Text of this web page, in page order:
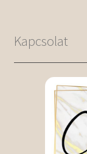
Kapcsolat